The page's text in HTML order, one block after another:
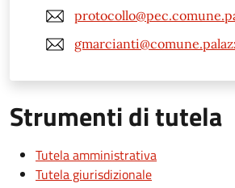
Strumenti di tutela
Tutela amministrativa
Tutela giurisdizionale